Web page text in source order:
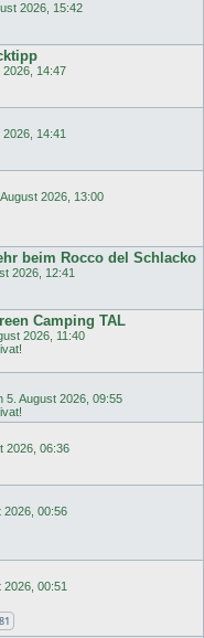
2026, 15:42
2026, 14:47
14:41
2026, 13:00
beim Rocco del Schlacko
2026, 12:41
Camping TAL
2026, 11:40
5. August 2026, 09:55
2026, 06:36
2026, 00:56
2026, 00:51